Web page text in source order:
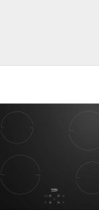
bez saginjanja.
i sigurnu